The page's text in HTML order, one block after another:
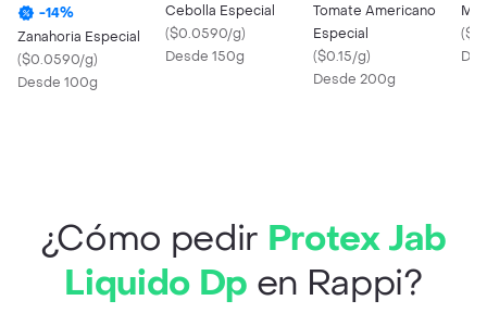
-14%
Zanahoria Especial
($0.0590/g)
Desde 100g
Cebolla Especial
($0.0590/g)
Desde 150g
Tomate Americano
Especial
($0.15/g)
Desde 200g
(
¿Cómo pedir Protex Jab
Liquido Dp en Rappi?